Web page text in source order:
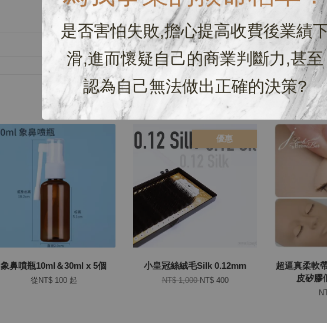
是否害怕失敗,擔心提高收費後業績
滑,進而懷疑自己的商業判斷力,甚至
認為自己無法做出正確的決策?
象鼻噴瓶10ml＆30ml x 5個
從 NT$ 100 起
優惠
小皇冠絲絨毛Silk 0.12mm
NT$ 1,000NT$ 400
超逼真柔軟
皮矽膠